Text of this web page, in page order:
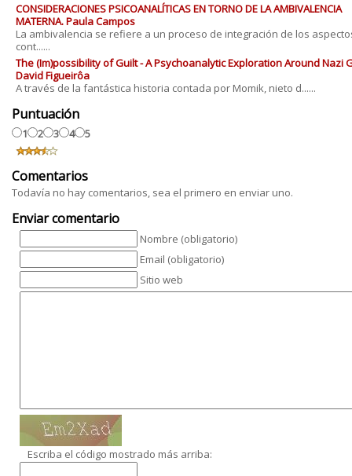
CONSIDERACIONES PSICOANALÍTICAS EN TORNO DE LA AMBIVALENCIA
MATERNA. Paula Campos
La ambivalencia se refiere a un proceso de integración de los
cont......
The (Im)possibility of Guilt - A Psychoanalytic Exploration Around Nazi
David Figueirôa
A través de la fantástica historia contada por Momik, nieto d......
Puntuación
1 2 3 4 5
Comentarios
Todavía no hay comentarios, sea el primero en enviar uno.
Enviar comentario
Nombre (obligatorio)
Email (obligatorio)
Sitio web
Escriba el código mostrado más arriba: